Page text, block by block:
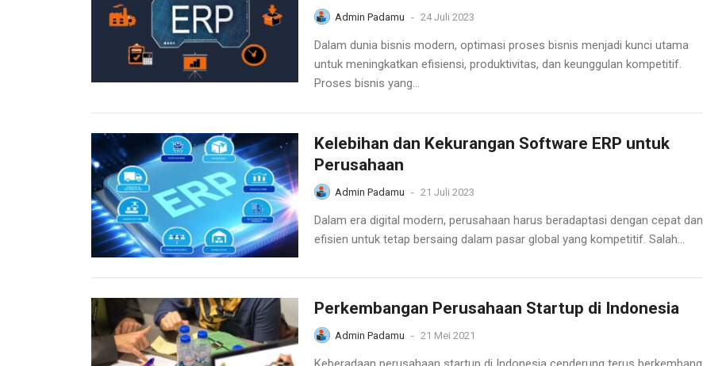
Admin Padamu - 24 Juli 2023
Dalam dunia bisnis modern, optimasi proses bisnis menjadi kunci utama
untuk meningkatkan efisiensi, produktivitas, dan keunggulan kompetitif.
Proses bisnis yang...
Kelebihan dan Kekurangan Software ERP untuk
Perusahaan
Admin Padamu - 21 Juli 2023
Dalam era digital modern, perusahaan harus beradaptasi dengan cepat dan
efisien untuk tetap bersaing dalam pasar global yang kompetitif. Salah...
Perkembangan Perusahaan Startup di Indonesia
Admin Padamu - 21 Mei 2021